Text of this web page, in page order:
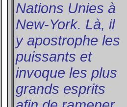
Nations Unies à
New-York. Là, il
y apostrophe les
puissants et
invoque les plus
grands esprits